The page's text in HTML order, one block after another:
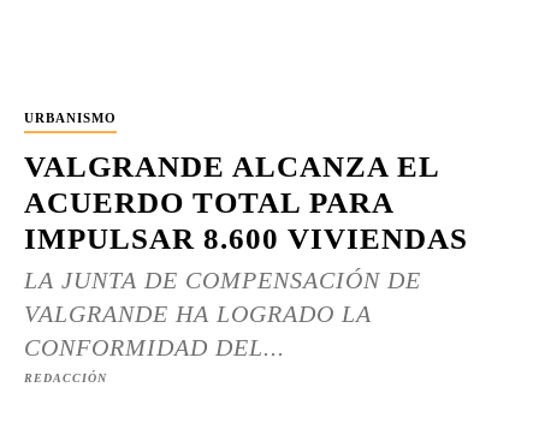
URBANISMO
VALGRANDE ALCANZA EL
ACUERDO TOTAL PARA
IMPULSAR 8.600 VIVIENDAS
LA JUNTA DE COMPENSACIÓN DE
VALGRANDE HA LOGRADO LA
CONFORMIDAD DEL...
REDACCIÓN